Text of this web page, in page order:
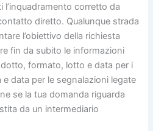
l’inquadramento corretto da
diretto. Qualunque strada
l’obiettivo della richiesta
fin da subito le informazioni
formato, lotto e data per i
data per le segnalazioni legate
se la tua domanda riguarda
da un intermediario